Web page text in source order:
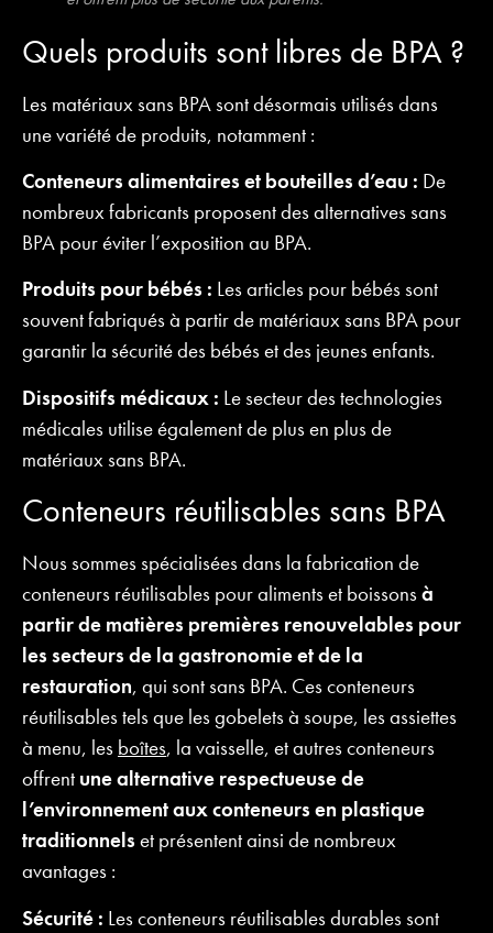
Quels produits sont libres de BPA ?
Les matériaux sans BPA sont désormais utilisés dans
une variété de produits, notamment :
Conteneurs alimentaires et bouteilles d’eau : De
nombreux fabricants proposent des alternatives sans
BPA pour éviter l’exposition au BPA.
Produits pour bébés : Les articles pour bébés sont
souvent fabriqués à partir de matériaux sans BPA pour
garantir la sécurité des bébés et des jeunes enfants.
Dispositifs médicaux : Le secteur des technologies
médicales utilise également de plus en plus de
matériaux sans BPA.
Conteneurs réutilisables sans BPA
Nous sommes spécialisées dans la fabrication de
conteneurs réutilisables pour aliments et boissonsà
partir de matières premières renouvelables pour
les secteurs de la gastronomie et de la
restauration, qui sont sans BPA. Ces conteneurs
réutilisables tels que les gobelets à soupe, les assiettes
à menu, les boîtes, la vaisselle, et autres conteneurs
offrent une alternative respectueuse de
l’environnement aux conteneurs en plastique
traditionnels et présentent ainsi de nombreux
avantages :
Sécurité : Les conteneurs réutilisables durables sont